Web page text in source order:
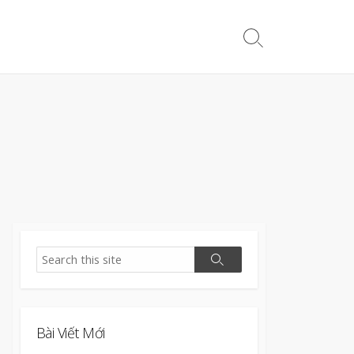
Search
Search
Search
Bài Viết Mới